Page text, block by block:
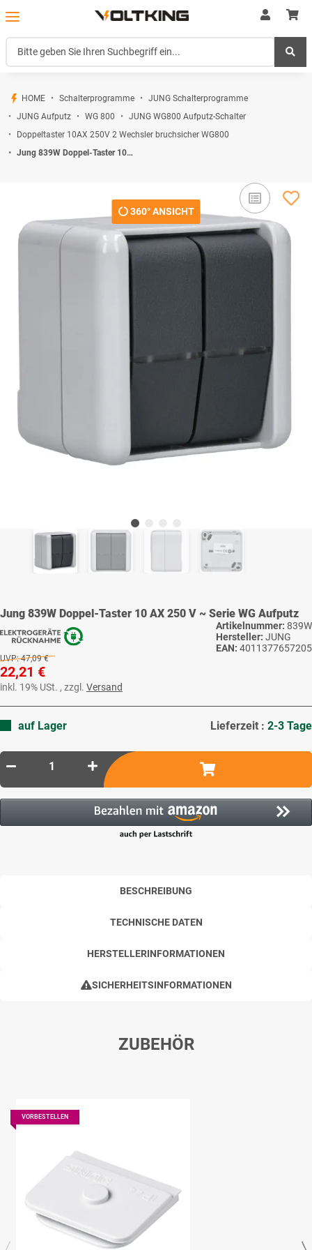
HOME Schalterprogramme
JUNG Schalterprogramme
JUNG Aufputz
WG 800
JUNG WG800 Aufputz-Schalter
Doppeltaster 10AX 250V 2 Wechsler bruchsicher WG800
Jung 839W Doppel-Taster 10 AX 250 V ~ Serie WG Aufputz
360° ANSICHT
Jung 839W Doppel-Taster 10 AX 250 V ~ Serie WG Aufputz
Artikelnummer: 839W
Hersteller: JUNG
EAN: 4011377657205
UVP: 47,09 €
22,21 €
inkl. 19% USt. , zzgl. Versand
auf Lager Lieferzeit : 2-3 Tage
BESCHREIBUNG
TECHNISCHE DATEN
HERSTELLERINFORMATIONEN
SICHERHEITSINFORMATIONEN
ZUBEHÖR
VORBESTELLEN